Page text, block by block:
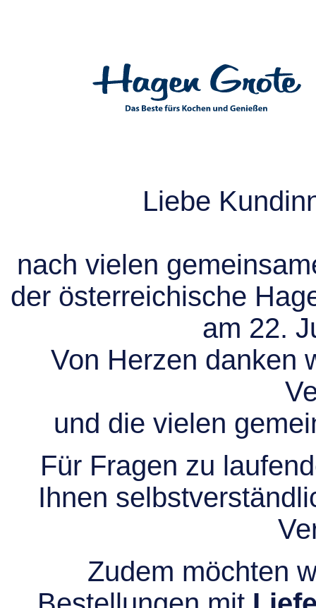
Liebe
nach vielen
der österreichische
am 22.
Von Herzen danken
und die vielen
Für Fragen zu
Ihnen
Zudem möchten